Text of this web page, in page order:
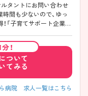
ルタントにお問い合わせ
母体安定！
！
ついて
てみる
病院 求人一覧はこちら